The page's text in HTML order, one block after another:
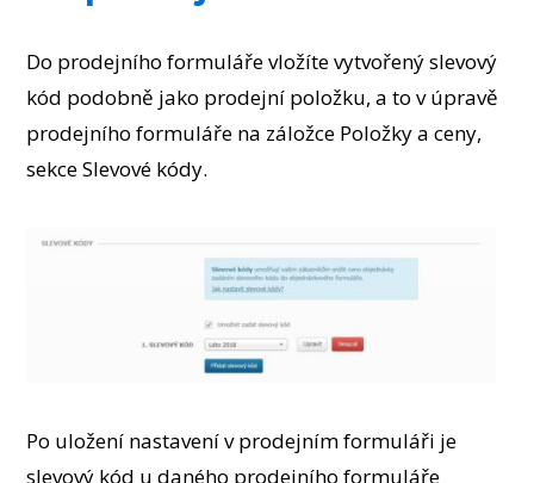
Do prodejního formuláře vložíte vytvořený slevový
kód podobně jako prodejní položku, a to v úpravě
prodejního formuláře na záložce Položky a ceny,
sekce Slevové kódy.
Po uložení nastavení v prodejním formuláři je
slevový kód u daného prodejního formuláře